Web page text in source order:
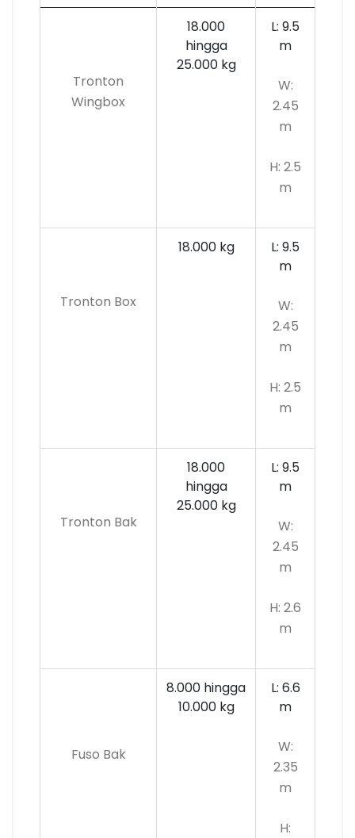
Tronton
Wingbox
18.000
hingga
25.000 kg
L: 9.5
m
W:
2.45
m
H: 2.5
m
Tronton Box
18.000 kg
L: 9.5
m
W:
2.45
m
H: 2.5
m
Tronton Bak
18.000
hingga
25.000 kg
L: 9.5
m
W:
2.45
m
H: 2.6
m
Fuso Bak
8.000 hingga
10.000kg
L: 6.6
m
W:
2.35
m
H: